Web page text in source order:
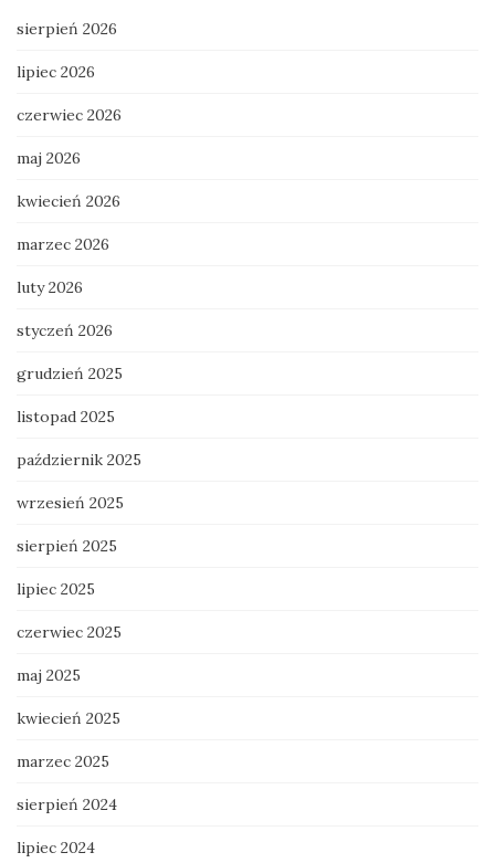
sierpień 2026
lipiec 2026
czerwiec 2026
maj 2026
kwiecień 2026
marzec 2026
luty 2026
styczeń 2026
grudzień 2025
listopad 2025
październik 2025
wrzesień 2025
sierpień 2025
lipiec 2025
czerwiec 2025
maj 2025
kwiecień 2025
marzec 2025
sierpień 2024
lipiec 2024